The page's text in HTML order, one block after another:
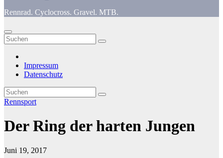
Rennrad. Cyclocross. Gravel. MTB.
Impressum
Datenschutz
Rennsport
Der Ring der harten Jungen
Juni 19, 2017